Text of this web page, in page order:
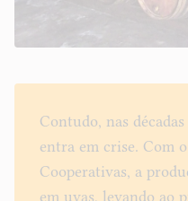
Contudo, nas
entra em crise. Com
Cooperativas, a
em uvas, levando ao